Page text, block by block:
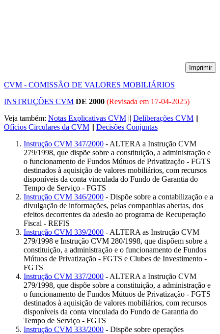
Imprimir
CVM - COMISSÃO DE VALORES MOBILIÁRIOS
INSTRUÇÕES CVM DE 2000 (Revisada em 17-04-2025)
Veja também: Notas Explicativas CVM || Deliberações CVM ||
Ofícios Circulares da CVM || Decisões Conjuntas
Instrução CVM 347/2000 - ALTERA a Instrução CVM
279/1998, que dispõe sobre a constituição, a administração e
o funcionamento de Fundos Mútuos de Privatização - FGTS
destinados à aquisição de valores mobiliários, com recursos
disponíveis da conta vinculada do Fundo de Garantia do
Tempo de Serviço - FGTS
Instrução CVM 346/2000 - Dispõe sobre a contabilização e a
divulgação de informações, pelas companhias abertas, dos
efeitos decorrentes da adesão ao programa de Recuperação
Fiscal - REFIS
Instrução CVM 339/2000 - ALTERA as Instrução CVM
279/1998 e Instrução CVM 280/1998, que dispõem sobre a
constituição, a administração e o funcionamento de Fundos
Mútuos de Privatização - FGTS e Clubes de Investimento -
FGTS
Instrução CVM 337/2000 - ALTERA a Instrução CVM
279/1998, que dispõe sobre a constituição, a administração e
o funcionamento de Fundos Mútuos de Privatização - FGTS
destinados à aquisição de valores mobiliários, com recursos
disponíveis da conta vinculada do Fundo de Garantia do
Tempo de Serviço - FGTS
Instrução CVM 333/2000 - Dispõe sobre operações